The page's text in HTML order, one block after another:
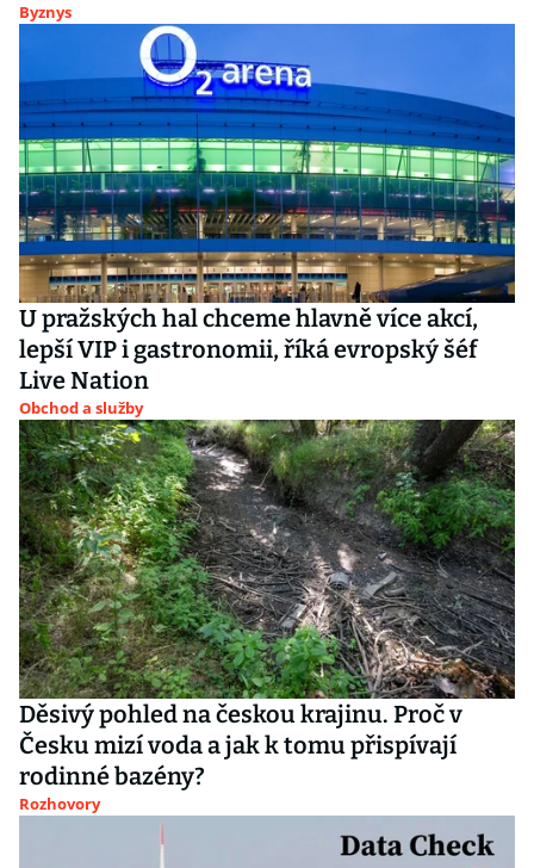
Byznys
U pražských hal chceme hlavně více akcí,
lepší VIP i gastronomii, říká evropský šéf
Live Nation
Obchod a služby
Děsivý pohled na českou krajinu. Proč v
Česku mizí voda a jak k tomu přispívají
rodinné bazény?
Rozhovory